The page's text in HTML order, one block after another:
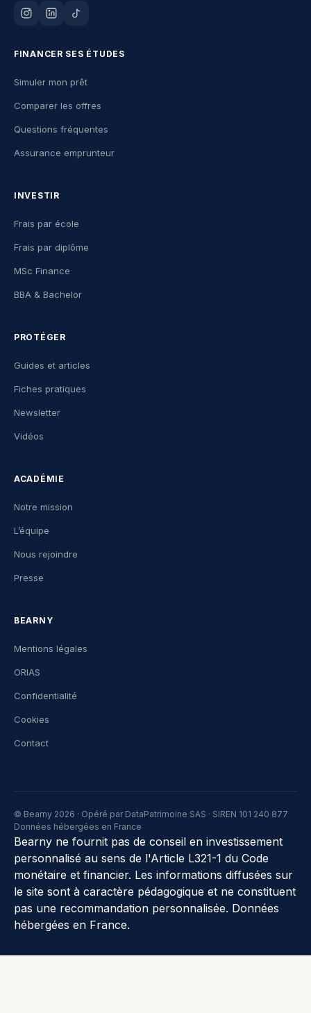
FINANCER SES ÉTUDES
Simuler mon prêt
Comparer les offres
Questions fréquentes
Assurance emprunteur
INVESTIR
Frais par école
Frais par diplôme
MSc Finance
BBA & Bachelor
PROTÉGER
Guides et articles
Fiches pratiques
Newsletter
Vidéos
ACADÉMIE
Notre mission
L’équipe
Nous rejoindre
Presse
BEARNY
Mentions légales
ORIAS
Confidentialité
Cookies
Contact
© Bearny 2026 · Opéré par DataPatrimoine SAS · SIREN 101 240 877
Données hébergées en France
Bearny ne fournit pas de conseil en investissement
personnalisé au sens de l'Article L321-1 du Code
monétaire et financier. Les informations diffusées sur
le site sont à caractère pédagogique et ne constituent
pas une recommandation personnalisée. Données
hébergées en France.